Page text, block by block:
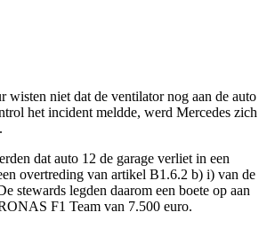
wisten niet dat de ventilator nog aan de auto
het incident meldde, werd Mercedes zich
dat auto 12 de garage verliet in een
overtreding van artikel B1.6.2 b) i) van de
stewards legden daarom een boete op aan
F1 Team van 7.500 euro.